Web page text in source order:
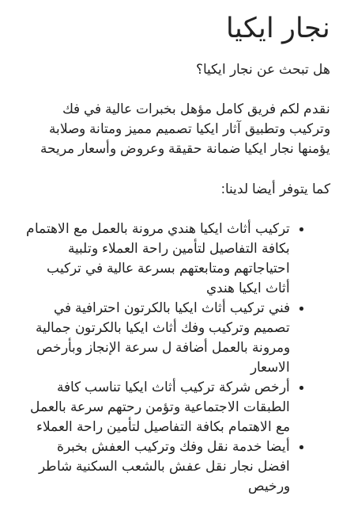
نجار ايكيا
هل تبحث عن نجار ايكيا؟
نقدم لكم فريق كامل مؤهل بخبرات عالية في فك
وتركيب وتطبيق آثار ايكيا تصميم مميز ومتانة وصلابة
يؤمنها نجار ايكيا ضمانة حقيقة وعروض وأسعار مريحة
كما يتوفر أيضا لدينا:
تركيب أثاث ايكيا هندي مرونة بالعمل مع الاهتمام
بكافة التفاصيل لتأمين راحة العملاء وتلبية
احتياجاتهم ومتابعتهم بسرعة عالية في تركيب
أثاث ايكيا هندي
فني تركيب أثاث ايكيا بالكرتون احترافية في
تصميم وتركيب وفك أثاث ايكيا بالكرتون جمالية
ومرونة بالعمل أضافة ل سرعة الإنجاز وبأرخص
الاسعار
أرخص شركة تركيب أثاث ايكيا تناسب كافة
الطبقات الاجتماعية وتؤمن رحتهم سرعة بالعمل
مع الاهتمام بكافة التفاصيل لتأمين راحة العملاء
أيضا خدمة نقل وفك وتركيب العفش بخبرة
افضل نجار نقل عفش بالشعب السكنية شاطر
ورخيص